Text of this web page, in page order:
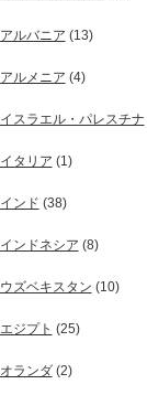
アルバニア (13)
アルメニア (4)
イスラエル・パレスチナ
イタリア (1)
インド (38)
インドネシア (8)
ウズベキスタン (10)
エジプト (25)
オランダ(2)